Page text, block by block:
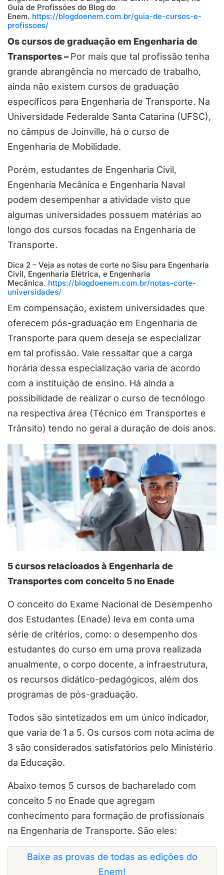
Guia de Profissões do Blog do
Enem. https://blogdoenem.com.br/guia-de-cursos-e-
profissoes/
Os cursos de graduação em Engenharia de
Transportes – Por mais que tal profissão tenha
grande abrangência no mercado de trabalho,
ainda não existem cursos de graduação
específicos para Engenharia de Transporte. Na
Universidade Federalde Santa Catarina (UFSC),
no câmpus de Joinville, há o curso de
Engenharia de Mobilidade.
Porém, estudantes de Engenharia Civil,
Engenharia Mecânica e Engenharia Naval
podem desempenhar a atividade visto que
algumas universidades possuem matérias ao
longo dos cursos focadas na Engenharia de
Transporte.
Dica 2 – Veja as notas de corte no Sisu para Engenharia
Civil, Engenharia Elétrica, e Engenharia
Mecânica. https://blogdoenem.com.br/notas-corte-
universidades/
Em compensação, existem universidades que
oferecem pós-graduação em Engenharia de
Transporte para quem deseja se especializar
em tal profissão. Vale ressaltar que a carga
horária dessa especialização varia de acordo
com a instituição de ensino. Há ainda a
possibilidade de realizar o curso de tecnólogo
na respectiva área (Técnico em Transportes e
Trânsito) tendo no geral a duração de dois anos.
5 cursos relacioados à Engenharia de
Transportes com conceito 5 no Enade
O conceito do Exame Nacional de Desempenho
dos Estudantes (Enade) leva em conta uma
série de critérios, como: o desempenho dos
estudantes do curso em uma prova realizada
anualmente, o corpo docente, a infraestrutura,
os recursos didático-pedagógicos, além dos
programas de pós-graduação.
Todos são sintetizados em um único indicador,
que varia de 1 a 5. Os cursos com nota acima de
3 são considerados satisfatórios pelo Ministério
da Educação.
Abaixo temos 5 cursos de bacharelado com
conceito 5 no Enade que agregam
conhecimento para formação de profissionais
na Engenharia de Transporte. São eles:
Baixe as provas de todas as edições do
Enem!